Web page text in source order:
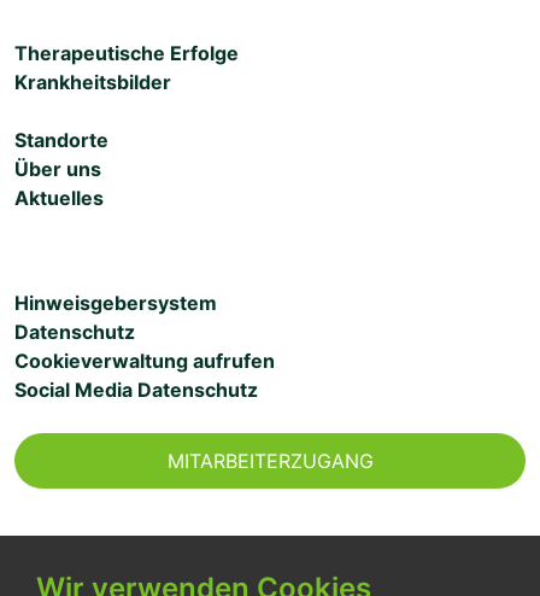
Therapeutische Erfolge
Krankheitsbilder
Standorte
Über uns
Aktuelles
Hinweisgebersystem
Datenschutz
Cookieverwaltung aufrufen
Social Media Datenschutz
MITARBEITERZUGANG
Seit über 30 Jahren sichern wir für unsere Patient:innen
Wir verwenden Cookies